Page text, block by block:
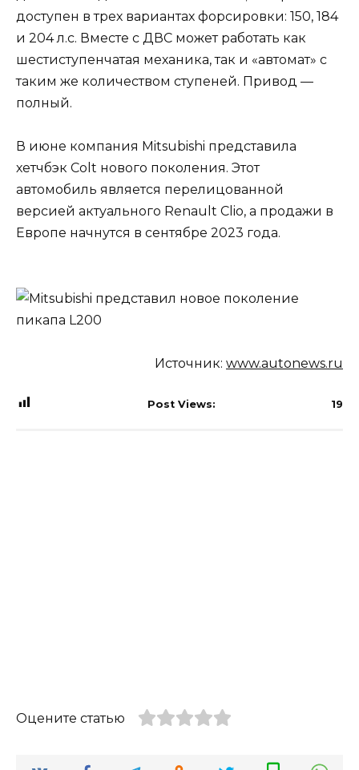
доступен в трех вариантах форсировки: 150, 184
и 204 л.с. Вместе с ДВС может работать как
шестиступенчатая механика, так и «автомат» с
таким же количеством ступеней. Привод —
полный.
В июне компания Mitsubishi представила
хетчбэк Colt нового поколения. Этот
автомобиль является перелицованной
версией актуального Renault Clio, а продажи в
Европе начнутся в сентябре 2023 года.
Источник: www.autonews.ru
Post Views: 19
Оцените статью